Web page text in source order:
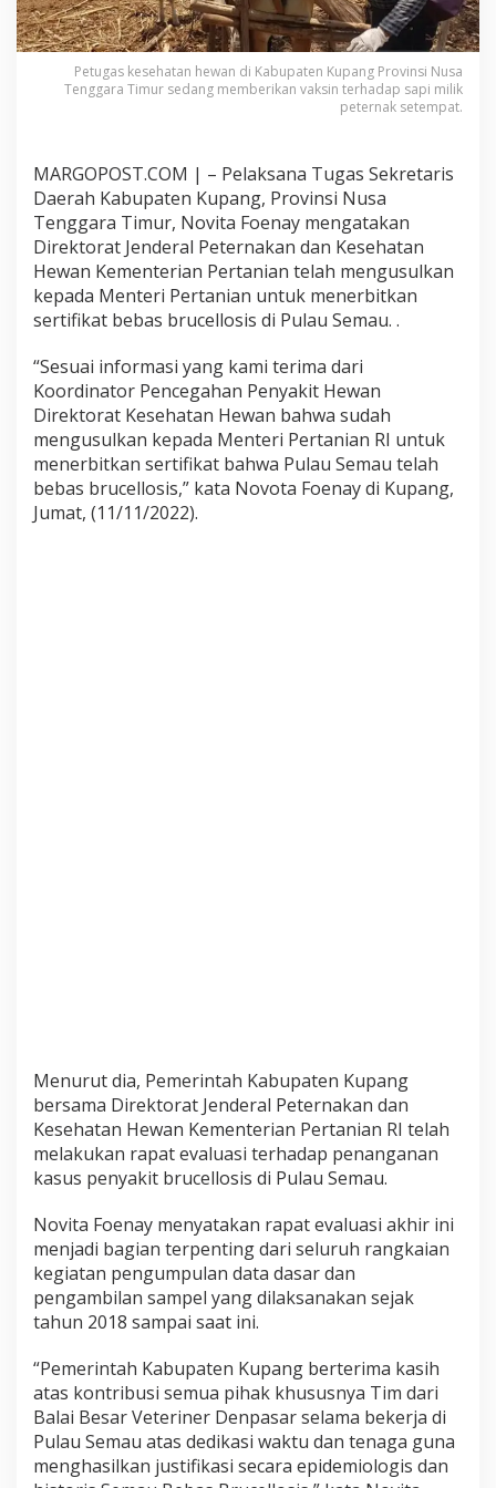
a
k
i
t
b
l
o
s
i
s
Petugas kesehatan hewan di Kabupaten Kupang Provinsi Nusa
Tenggara Timur sedang memberikan vaksin terhadap sapi milik
peternak setempat.
MARGOPOST.COM | – Pelaksana Tugas Sekretaris
Daerah Kabupaten Kupang, Provinsi Nusa
Tenggara Timur, Novita Foenay mengatakan
Direktorat Jenderal Peternakan dan Kesehatan
Hewan Kementerian Pertanian telah mengusulkan
kepada Menteri Pertanian untuk menerbitkan
sertifikat bebas brucellosis di Pulau Semau. .
“Sesuai informasi yang kami terima dari
Koordinator Pencegahan Penyakit Hewan
Direktorat Kesehatan Hewan bahwa sudah
mengusulkan kepada Menteri Pertanian RI untuk
menerbitkan sertifikat bahwa Pulau Semau telah
bebas brucellosis,” kata Novota Foenay di Kupang,
Jumat, (11/11/2022).
Menurut dia, Pemerintah Kabupaten Kupang
bersama Direktorat Jenderal Peternakan dan
Kesehatan Hewan Kementerian Pertanian RI telah
melakukan rapat evaluasi terhadap penanganan
kasus penyakit brucellosis di Pulau Semau.
Novita Foenay menyatakan rapat evaluasi akhir ini
menjadi bagian terpenting dari seluruh rangkaian
kegiatan pengumpulan data dasar dan
pengambilan sampel yang dilaksanakan sejak
tahun 2018 sampai saat ini.
“Pemerintah Kabupaten Kupang berterima kasih
atas kontribusi semua pihak khususnya Tim dari
Balai Besar Veteriner Denpasar selama bekerja di
Pulau Semau atas dedikasi waktu dan tenaga guna
menghasilkan justifikasi secara epidemiologis dan